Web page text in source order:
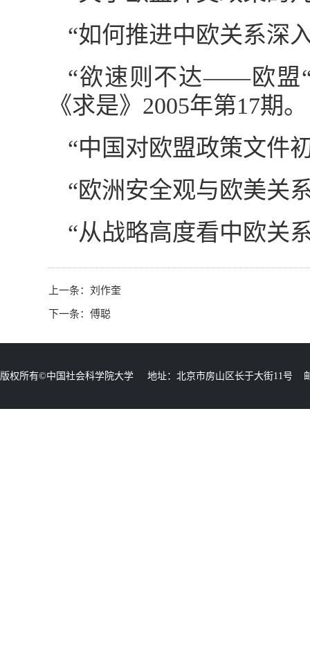
“如何推进中欧关系深
“欲速则不达——欧盟
《求是》2005年第17期。
“中国对欧盟政策文件
“欧洲安全观与欧美关
“从战略高度看中欧关
上一条： 刘作奎
下一条： 傅聪
版权所有©中国社会科学院大学 地址：北京市房山区长于大街11号